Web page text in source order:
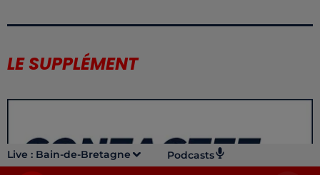
Live : Bain-de-Bretagne Podcasts
LE SUPPLÉMENT